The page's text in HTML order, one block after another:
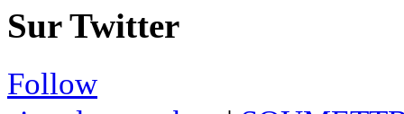
Sur Twitter
Follow